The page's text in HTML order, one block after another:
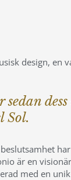
design, en
Sol.
är en
med en